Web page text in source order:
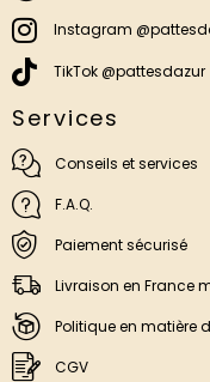
Instagram
TikTok @pattesdazur
Services
Conseils et services
F.A.Q.
Paiement sécurisé
Livraison en France
Politique en matière
CGV